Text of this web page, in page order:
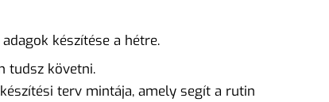
készítése a hétre.
tudsz követni.
terv mintája, amely segít a rutin